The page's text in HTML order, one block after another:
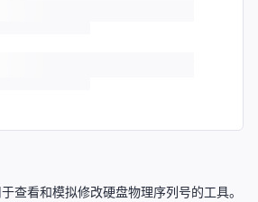
查看和模拟修改硬盘物理序列号的工具。